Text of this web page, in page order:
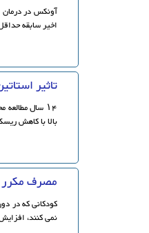
اخير سابقه حداقل 2 عود را داشته
تاثیر
۱۴ سال
بالا با کاهش
مصرف مکرر
کودکانی که در
نمی کنند،